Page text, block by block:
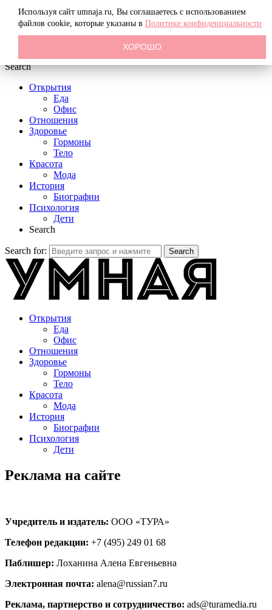
Menu
Search
Открытия
Еда
Офис
Отношения
Здоровье
Гормоны
Тело
Красота
Мода
История
Биографии
Психология
Дети
Search
Search for: Search
Открытия
Еда
Офис
Отношения
Здоровье
Гормоны
Тело
Красота
Мода
История
Биографии
Психология
Дети
Реклама на сайте
Учредитель и издатель: ООО «ТУРА»
Телефон редакции: +7 (495) 249 01 68
Паблишер: Лоханина Алена Евгеньевна
Электронная почта: alena@russian7.ru
Реклама, партнерство и сотрудничество: ads@turamedia.ru
Используя сайт umnaja.ru, Вы соглашаетесь с использованием
файлов cookie, которые указаны в Политике конфиденциальности
ХОРОШО